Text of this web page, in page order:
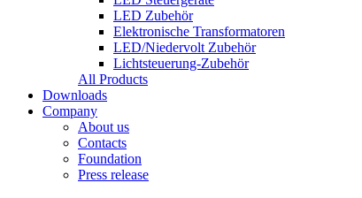
LED Zubehör
Elektronische Transformatoren
LED/Niedervolt Zubehör
Lichtsteuerung-Zubehör
All Products
Downloads
Company
About us
Contacts
Foundation
Press release